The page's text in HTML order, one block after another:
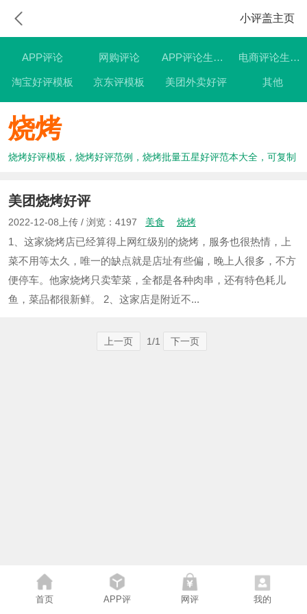
小评盖主页
APP评论 网购评论 APP评论生成器 电商评论生成器
淘宝好评模板 京东评模板 美团外卖好评 其他
烧烤
烧烤好评模板，烧烤好评范例，烧烤批量五星好评范本大全，可复制
美团烧烤好评
2022-12-08上传 / 浏览：4197 美食 烧烤
1、这家烧烤店已经算得上网红级别的烧烤，服务也很热情，上
菜不用等太久，唯一的缺点就是店址有些偏，晚上人很多，不方
便停车。他家烧烤只卖荤菜，全都是各种肉串，还有特色耗儿
鱼，菜品都很新鲜。 2、这家店是附近不...
上一页 1/1 下一页
首页 APP评 网评 我的